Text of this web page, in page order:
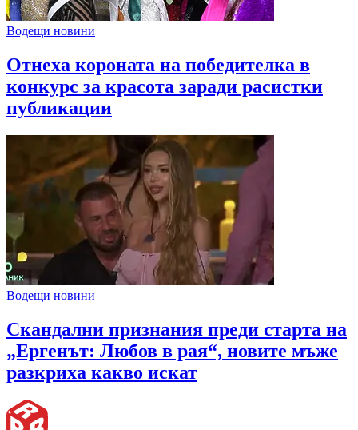
Водещи новини
Отнеха короната на победителка в
конкурс за красота заради расистки
публикации
Водещи новини
Скандални признания преди старта на
„Ергенът: Любов в рая“, новите мъже
разкриха какво искат